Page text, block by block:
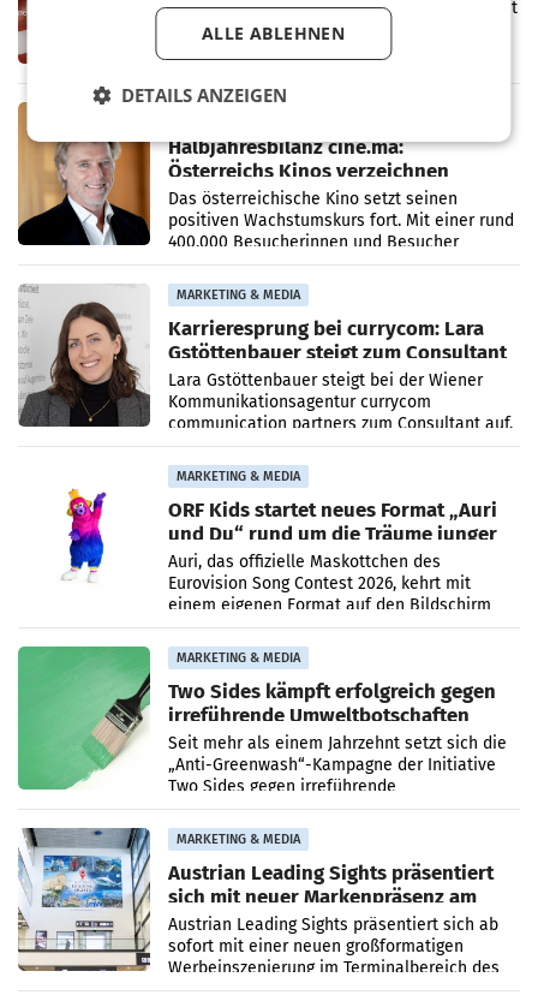
Unter dem Slogan „Näher dran geht nicht. Mit
einer praxisorientierten Ausbildung an der
Imagekampagne gestartet.
Halbjahresbilanz cine.ma:
Österreichs Kinos verzeichnen
400.000 Besucher mehr
Das österreichische Kino setzt seinen
positiven Wachstumskurs fort. Mit einer rund
400.000 Besucherinnen und Besucher
höheren Nettoreichweite im ersten Halbjahr
2026 gegenüber dem
MARKETING & MEDIA
Karrieresprung bei currycom: Lara
Gstöttenbauer steigt zum Consultant
auf
Lara Gstöttenbauer steigt bei der Wiener
Kommunikationsagentur currycom
communication partners zum Consultant auf.
Die 27-jährige Beraterin betreut Kundinnen
und Kunden in den Bereichen
MARKETING & MEDIA
ORF Kids startet neues Format „Auri
und Du“ rund um die Träume junger
Menschen
Auri, das offizielle Maskottchen des
Eurovision Song Contest 2026, kehrt mit
einem eigenen Format auf den Bildschirm
zurück. In der neuen Sendung „Auri und Du“
bei ORF Kids steht
MARKETING & MEDIA
Two Sides kämpft erfolgreich gegen
irreführende Umweltbotschaften
beim Papiereinsatz
Seit mehr als einem Jahrzehnt setzt sich die
„Anti-Greenwash“-Kampagne der Initiative
Two Sides gegen irreführende
Umweltaussagen bei Papierkommunikation
und papierbasierten Verpackungen
MARKETING & MEDIA
Austrian Leading Sights präsentiert
sich mit neuer Markenpräsenz am
Flughafen Wien
Austrian Leading Sights präsentiert sich ab
sofort mit einer neuen großformatigen
Werbeinszenierung im Terminalbereich des
Flughafen Wien. Die Präsenz befindet sich im
ALLE ABLEHNEN
DETAILS ANZEIGEN